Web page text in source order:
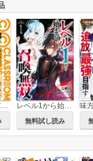
Classroom☆Crisis レベル1から始まる召喚無双 THE COMIC
無料試し読み